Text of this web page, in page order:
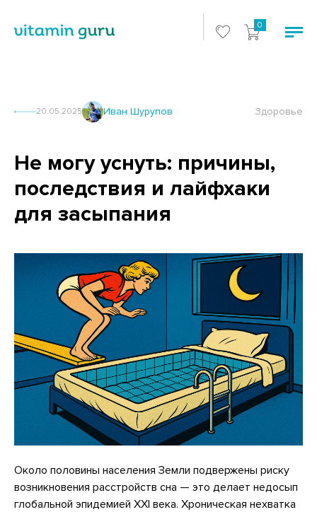
0
20.05.2025 Иван Шурупов Здоровье
Не могу уснуть: причины,
последствия и лайфхаки
для засыпания
Около половины населения Земли подвержены риску
возникновения расстройств сна — это делает недосып
глобальной эпидемией XXI века. Хроническая нехватка